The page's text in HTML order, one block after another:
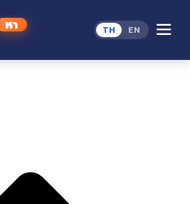
หาดู TH EN